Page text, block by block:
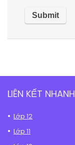
LIÊN KẾT NHANH
Lớp 12
Lớp 11